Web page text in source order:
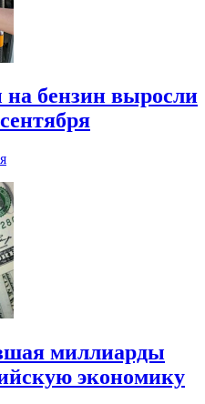
бензин выросли
миллиарды
экономику